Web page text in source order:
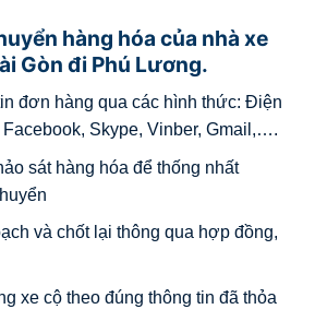
hàng hóa của nhà xe
Gòn đi Phú Lương.
đơn hàng qua các hình thức: Điện
Skype, Vinber, Gmail,….
sát hàng hóa để thống nhất
và chốt lại thông qua hợp đồng,
xe cộ theo đúng thông tin đã thỏa